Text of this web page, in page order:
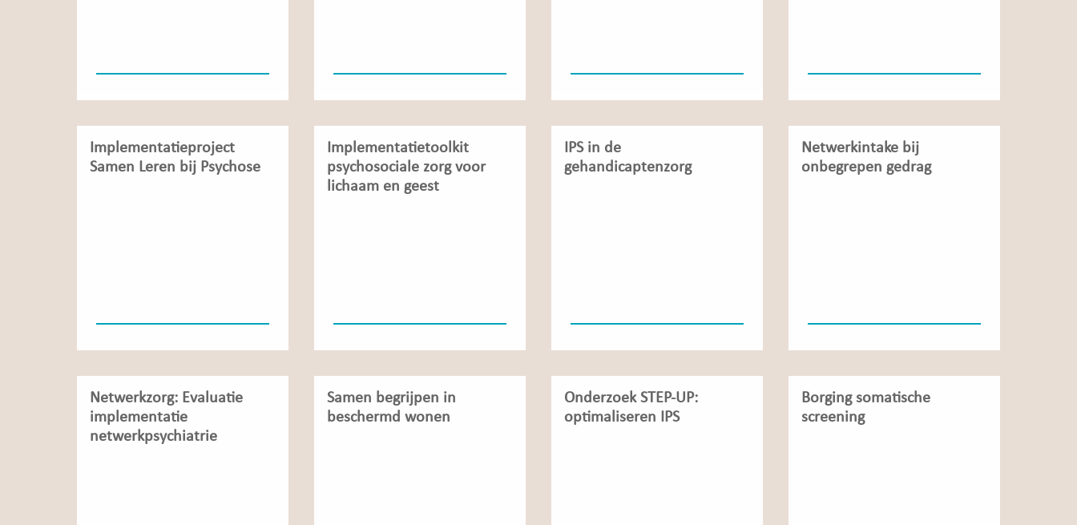
Implementatieproject
Samen Leren bij Psychose
Implementatietoolkit
psychosociale zorg voor
lichaam en geest
IPS in de
gehandicaptenzorg
Netwerkintake bij
onbegrepen gedrag
Netwerkzorg: Evaluatie
implementatie
netwerkpsychiatrie
Samen begrijpen in
beschermd wonen
Onderzoek STEP-UP:
optimaliseren IPS
Borging somatische
screening